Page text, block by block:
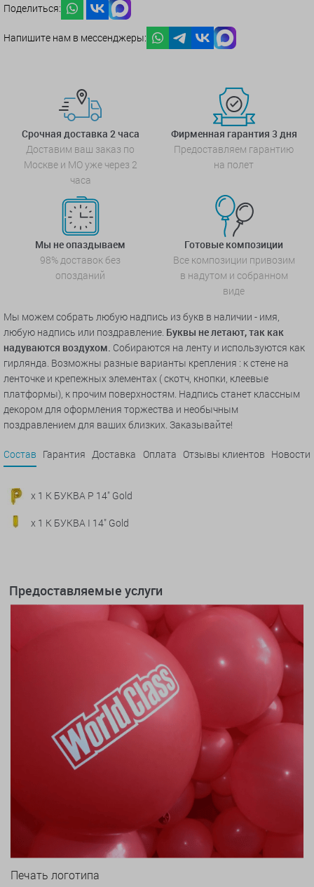
Поделиться:
Напишите нам в мессенджеры:
Срочная доставка 2 часа
Доставим ваш заказ по
Москве и МО уже через 2
часа
Фирменная гарантия 3 дня
Предоставляем гарантию
на полет
Мы не опаздываем
98% доставок без
опозданий
Готовые композиции
Все композиции привозим
в надутом и собранном
виде
Мы можем собрать любую надпись из букв в наличии - имя,
любую надпись или поздравление. Буквы не летают, так как
надуваются воздухом. Собираются на ленту и используются как
гирлянда. Возможны разные варианты крепления : к стене на
ленточке и крепежных элементах ( скотч, кнопки, клеевые
платформы), к прочим поверхностям. Надпись станет классным
декором для оформления торжества и необычным
поздравлением для ваших близких. Заказывайте!
Состав Гарантия Доставка Оплата Отзывы клиентов Новости
x 1 К БУКВА Р 14" Gold
x 1 К БУКВА I 14" Gold
Предоставляемые услуги
Печать логотипа